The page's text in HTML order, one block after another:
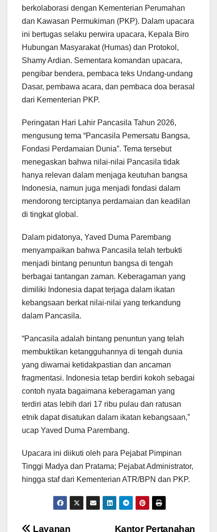
berkolaborasi dengan Kementerian Perumahan
dan Kawasan Permukiman (PKP). Dalam upacara
ini bertugas selaku perwira upacara, Kepala Biro
Hubungan Masyarakat (Humas) dan Protokol,
Shamy Ardian. Sementara komandan upacara,
pengibar bendera, pembaca teks Undang-undang
Dasar, pembawa acara, dan pembaca doa berasal
dari Kementerian PKP.
Peringatan Hari Lahir Pancasila Tahun 2026,
mengusung tema “Pancasila Pemersatu Bangsa,
Fondasi Perdamaian Dunia”. Tema tersebut
menegaskan bahwa nilai-nilai Pancasila tidak
hanya relevan dalam menjaga keutuhan bangsa
Indonesia, namun juga menjadi fondasi dalam
mendorong terciptanya perdamaian dan keadilan
di tingkat global.
Dalam pidatonya, Yaved Duma Parembang
menyampaikan bahwa Pancasila telah terbukti
menjadi bintang penuntun bangsa di tengah
berbagai tantangan zaman. Keberagaman yang
dimiliki Indonesia dapat terjaga dalam ikatan
kebangsaan berkat nilai-nilai yang terkandung
dalam Pancasila.
“Pancasila adalah bintang penuntun yang telah
membuktikan ketangguhannya di tengah dunia
yang diwarnai ketidakpastian dan ancaman
fragmentasi. Indonesia tetap berdiri kokoh sebagai
contoh nyata bagaimana keberagaman yang
terdiri atas lebih dari 17 ribu pulau dan ratusan
etnik dapat disatukan dalam ikatan kebangsaan,”
ucap Yaved Duma Parembang.
Upacara ini diikuti oleh para Pejabat Pimpinan
Tinggi Madya dan Pratama; Pejabat Administrator,
hingga staf dari Kementerian ATR/BPN dan PKP.
Kantor Pertanahan
Layanan